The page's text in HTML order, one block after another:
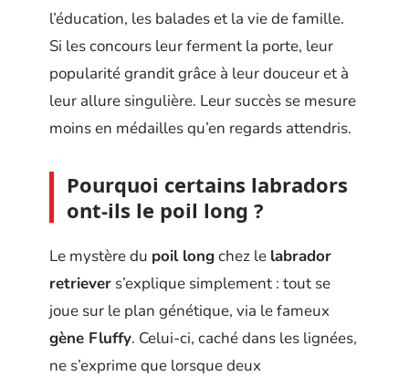
l’éducation, les balades et la vie de famille.
Si les concours leur ferment la porte, leur
popularité grandit grâce à leur douceur et à
leur allure singulière. Leur succès se mesure
moins en médailles qu’en regards attendris.
Pourquoi certains labradors
ont-ils le poil long ?
Le mystère du poil longchez le labrador
retriever s’explique simplement : tout se
joue sur le plan génétique, via le fameux
gène Fluffy. Celui-ci, caché dans les lignées,
ne s’exprime que lorsque deux